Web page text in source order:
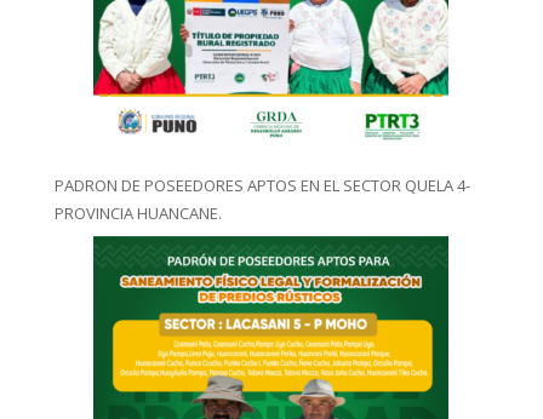
PADRON DE POSEEDORES APTOS EN EL SECTOR QUELA 4-
PROVINCIA HUANCANE.